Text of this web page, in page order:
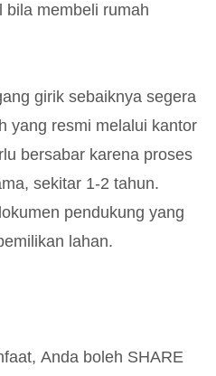
bila membeli rumah
girik sebaiknya segera
yang resmi melalui kantor
bersabar karena proses
sekitar 1-2 tahun.
pendukung yang
lahan.
Anda boleh SHARE